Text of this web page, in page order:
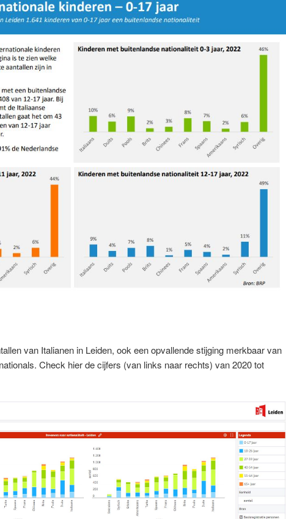
van Italianen in Leiden, ook een opvallende stijging merkbaar van
Check hier de cijfers (van links naar rechts) van 2020 tot